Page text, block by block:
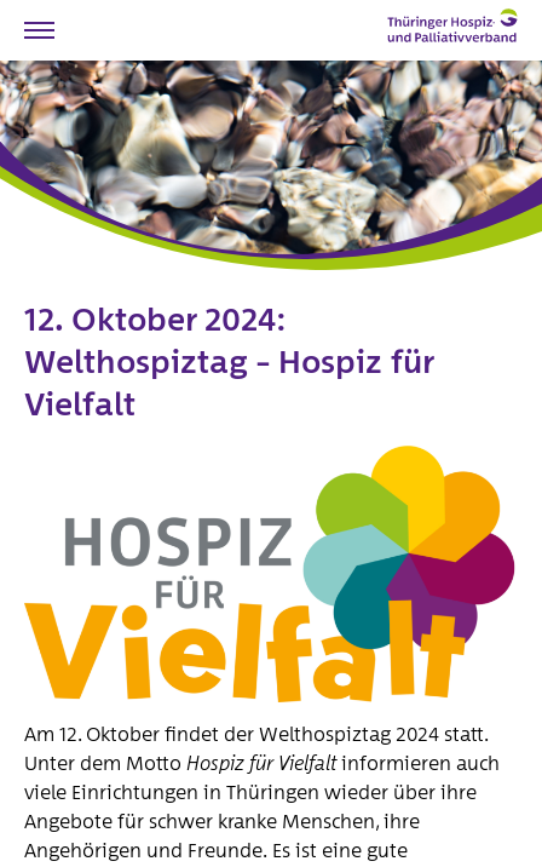
Willkommen
Hilfe-Angebote in Thüringen
Ehrenamt
Spenden
Unser Auftrag
Stellungnahmen
Hospiz-Geschichten
Satzung
Beitragsordnung
Aktuelles
Akademie
Referent*innen
Presse
Pressearchiv
12. Oktober 2024:
Welthospiztag – Hospiz für
Vielfalt
Am 12. Oktober findet der Welthospiztag 2024 statt.
Unter dem Motto Hospiz für Vielfaltinformieren auch
viele Einrichtungen in Thüringen wieder über ihre
Angebote für schwer kranke Menschen, ihre
Angehörigen und Freunde. Es ist eine gute